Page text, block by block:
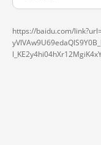
https://baidu.com/